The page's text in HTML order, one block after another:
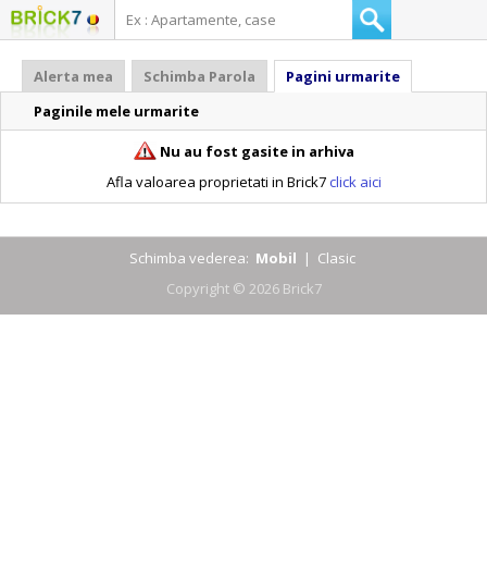
Alerta mea Schimba Parola
Pagini urmarite
Paginile mele urmarite
Nu au fost gasite in arhiva
Afla valoarea proprietati in Brick7 click aici
Schimba vederea: Mobil | Clasic
Copyright © 2026 Brick7